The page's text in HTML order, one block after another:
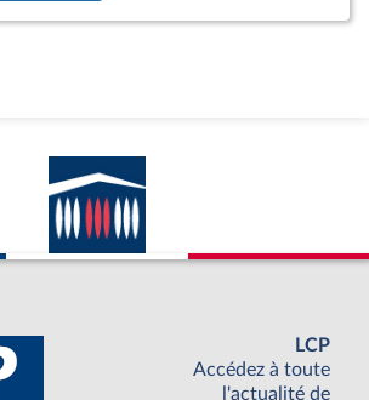
LCP
Accédez à toute
l'actualité de